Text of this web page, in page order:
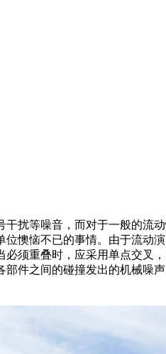
扰等噪音，而对于一般的流
懊恼不已的事情。由于流动
须重叠时，应采用单点交叉
件之间的碰撞发出的机械噪声